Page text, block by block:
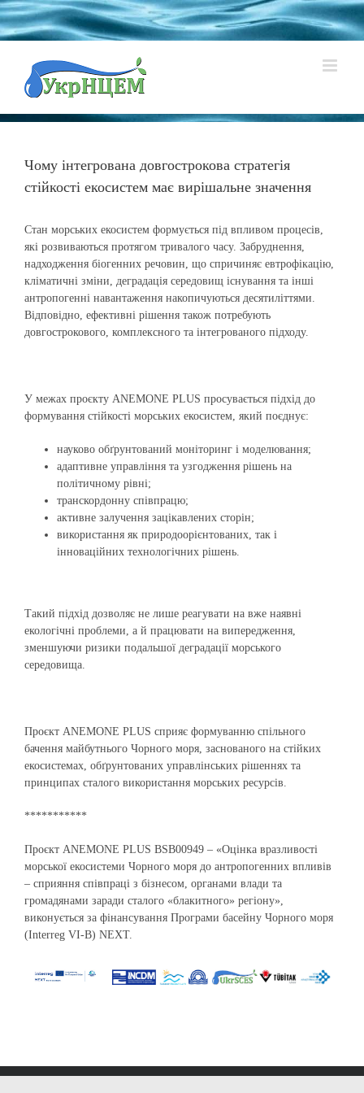
content
Чому інтегрована довгострокова стратегія
стійкості екосистем має вирішальне значення
Стан морських екосистем формується під впливом процесів,
які розвиваються протягом тривалого часу. Забруднення,
надходження біогенних речовин, що спричиняє евтрофікацію,
кліматичні зміни, деградація середовищ існування та інші
антропогенні навантаження накопичуються десятиліттями.
Відповідно, ефективні рішення також потребують
довгострокового, комплексного та інтегрованого підходу.
У межах проєкту ANEMONE PLUS просувається підхід до
формування стійкості морських екосистем, який поєднує:
науково обґрунтований моніторинг і моделювання;
адаптивне управління та узгодження рішень на
політичному рівні;
транскордонну співпрацю;
активне залучення зацікавлених сторін;
використання як природоорієнтованих, так і
інноваційних технологічних рішень.
Такий підхід дозволяє не лише реагувати на вже наявні
екологічні проблеми, а й працювати на випередження,
зменшуючи ризики подальшої деградації морського
середовища.
Проєкт ANEMONE PLUS сприяє формуванню спільного
бачення майбутнього Чорного моря, заснованого на стійких
екосистемах, обґрунтованих управлінських рішеннях та
принципах сталого використання морських ресурсів.
***********
Проєкт ANEMONE PLUS BSB00949 – «Оцінка вразливості
морської екосистеми Чорного моря до антропогенних впливів
– сприяння співпраці з бізнесом, органами влади та
громадянами заради сталого «блакитного» регіону»,
виконується за фінансування Програми басейну Чорного моря
(Interreg VI-B) NEXT.